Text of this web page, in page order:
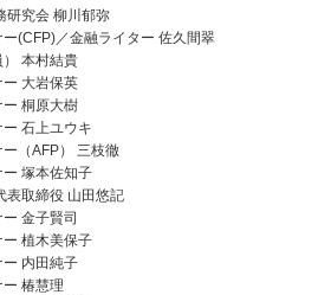
研究会 柳川郁弥
(CFP)／金融ライター 佐久間翠
本村結貴
大岩保英
桐原大樹
石上ユウキ
（AFP） 三枝徹
塚本佐知子
表取締役 山田悠記
金子賢司
植木美保子
内田純子
椿慧理